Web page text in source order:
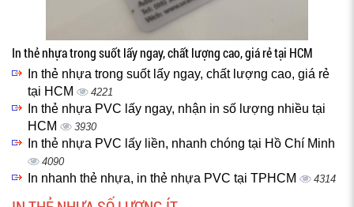
In thẻ nhựa trong suốt lấy ngay, chất lượng cao, giá rẻ tại HCM
In thẻ nhựa trong suốt lấy ngay, chất lượng cao, giá rẻ
tại HCM
4221
In thẻ nhựa PVC lấy ngay, nhận in số lượng nhiều tại
HCM
3930
In thẻ nhựa PVC lấy liền, nhanh chóng tại Hồ Chí Minh
4090
In nhanh thẻ nhựa, in thẻ nhựa PVC tại TPHCM 4314